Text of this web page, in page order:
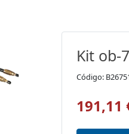
Kit ob-
Código:
191,11